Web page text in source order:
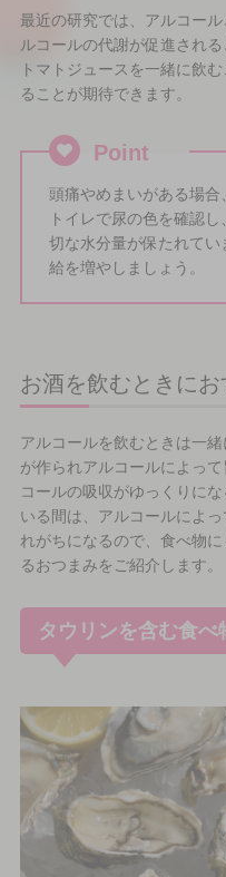
最近の研究では、アルコー
ルコールの代謝が促進され
トマトジュースを一緒に飲
ることが期待できます。
Point
頭痛やめまいがある場合
トイレで尿の色を確認
切な水分量が保たれて
給を増やしましょう。
お酒を飲むときに
アルコールを飲むときは一
が作られアルコールによっ
コールの吸収がゆっくりに
いる間は、アルコールによ
れがちになるので、食べ物
るおつまみをご紹介します。
タウリンを含む食べ